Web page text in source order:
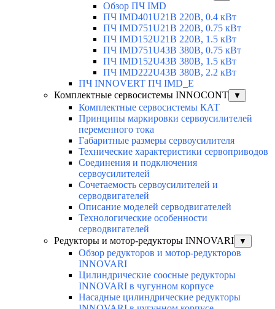
Обзор ПЧ IMD
ПЧ IMD401U21B 220В, 0.4 кВт
ПЧ IMD751U21B 220В, 0.75 кВт
ПЧ IMD152U21B 220В, 1.5 кВт
ПЧ IMD751U43B 380В, 0.75 кВт
ПЧ IMD152U43B 380В, 1.5 кВт
ПЧ IMD222U43B 380В, 2.2 кВт
ПЧ INNOVERT ПЧ IMD_E
Комплектные сервосистемы INNOCONT
▼
Комплектные сервосистемы КАТ
Принципы маркировки сервоусилителей
переменного тока
Габаритные размеры сервоусилителя
Технические характеристики сервоприводов
Соединения и подключения
сервоусилителей
Сочетаемость сервоусилителей и
серводвигателей
Описание моделей серводвигателей
Технологические особенности
серводвигателей
Редукторы и мотор-редукторы INNOVARI
▼
Обзор редукторов и мотор-редукторов
INNOVARI
Цилиндрические соосные редукторы
INNOVARI в чугунном корпусе
Насадные цилиндрические редукторы